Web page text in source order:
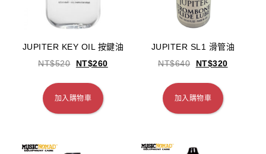
JUPITER KEY OIL 按鍵油
NT$520 NT$260
加入購物車
JUPITER SL1 滑管油
NT$640 NT$320
加入購物車